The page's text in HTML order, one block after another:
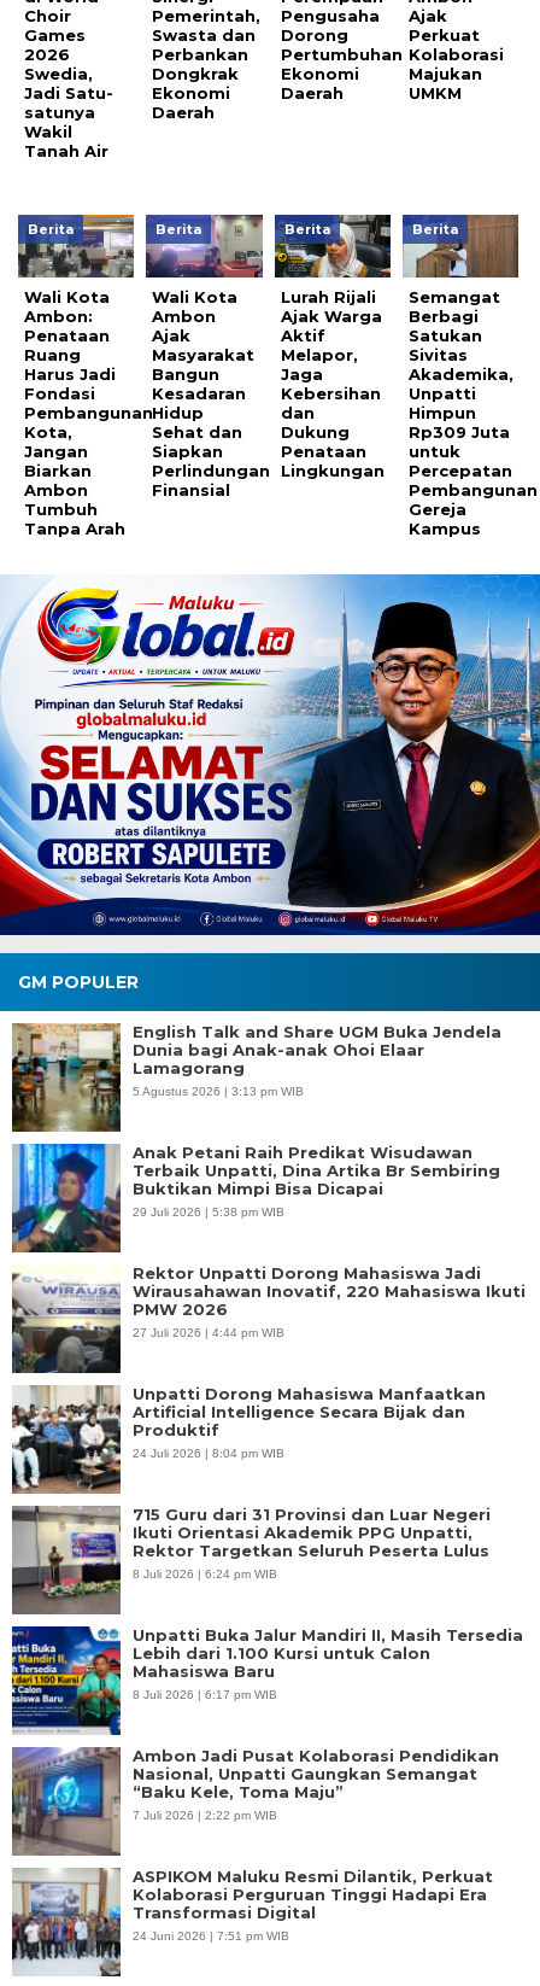
Choir
Games
2026
Swedia,
Jadi Satu-
satunya
Wakil
Tanah Air
Pemerintah,
Swasta dan
Perbankan
Dongkrak
Ekonomi
Daerah
Pengusaha
Dorong
Pertumbuhan
Ekonomi
Daerah
Ajak
Perkuat
Kolaborasi
Majukan
UMKM
Berita
Wali Kota
Ambon:
Penataan
Ruang
Harus Jadi
Fondasi
Pembangunan
Kota,
Jangan
Biarkan
Ambon
Tumbuh
Tanpa Arah
Berita
Wali Kota
Ambon
Ajak
Masyarakat
Bangun
Kesadaran
Hidup
Sehat dan
Siapkan
Perlindungan
Finansial
Berita
Lurah Rijali
Ajak Warga
Aktif
Melapor,
Jaga
Kebersihan
dan
Dukung
Penataan
Lingkungan
Berita
Semangat
Berbagi
Satukan
Sivitas
Akademika,
Unpatti
Himpun
Rp309 Juta
untuk
Percepatan
Pembangunan
Gereja
Kampus
GM POPULER
English Talk and Share UGM Buka Jendela
Dunia bagi Anak-anak Ohoi Elaar
Lamagorang
5 Agustus 2026 | 3:13 pm WIB
Anak Petani Raih Predikat Wisudawan
Terbaik Unpatti, Dina Artika Br Sembiring
Buktikan Mimpi Bisa Dicapai
29 Juli 2026 | 5:38 pm WIB
Rektor Unpatti Dorong Mahasiswa Jadi
Wirausahawan Inovatif, 220 Mahasiswa Ikuti
PMW 2026
27 Juli 2026 | 4:44 pm WIB
Unpatti Dorong Mahasiswa Manfaatkan
Artificial Intelligence Secara Bijak dan
Produktif
24 Juli 2026 | 8:04 pm WIB
715 Guru dari 31 Provinsi dan Luar Negeri
Ikuti Orientasi Akademik PPG Unpatti,
Rektor Targetkan Seluruh Peserta Lulus
8 Juli 2026 | 6:24 pm WIB
Unpatti Buka Jalur Mandiri II, Masih Tersedia
Lebih dari 1.100 Kursi untuk Calon
Mahasiswa Baru
8 Juli 2026 | 6:17 pm WIB
Ambon Jadi Pusat Kolaborasi Pendidikan
Nasional, Unpatti Gaungkan Semangat
“Baku Kele, Toma Maju”
7 Juli 2026 | 2:22 pm WIB
ASPIKOM Maluku Resmi Dilantik, Perkuat
Kolaborasi Perguruan Tinggi Hadapi Era
Transformasi Digital
24 Juni 2026 | 7:51 pm WIB